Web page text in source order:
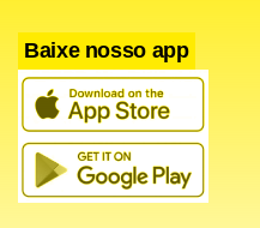
Baixe nosso app